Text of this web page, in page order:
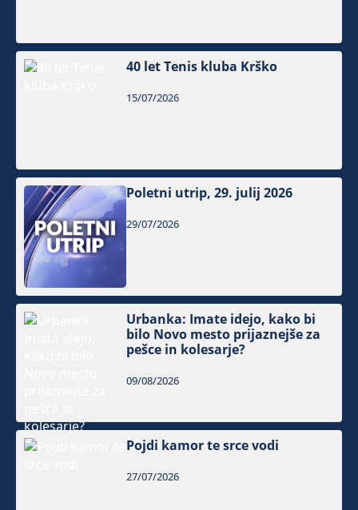
40 let Tenis kluba Krško
15/07/2026
Poletni utrip, 29. julij 2026
29/07/2026
Urbanka: Imate idejo, kako bi
bilo Novo mesto prijaznejše za
pešce in kolesarje?
09/08/2026
Pojdi kamor te srce vodi
27/07/2026